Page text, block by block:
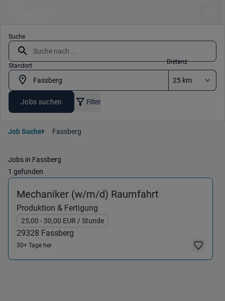
Suche
Standort
Distanz
Jobs suchen Filter
Job Suche Fassberg
Jobs in Fassberg
1 gefunden
Mechaniker (w/m/d) Raumfahrt
Produktion & Fertigung
25,00 - 30,00 EUR / Stunde
29328 Fassberg
30+ Tage her